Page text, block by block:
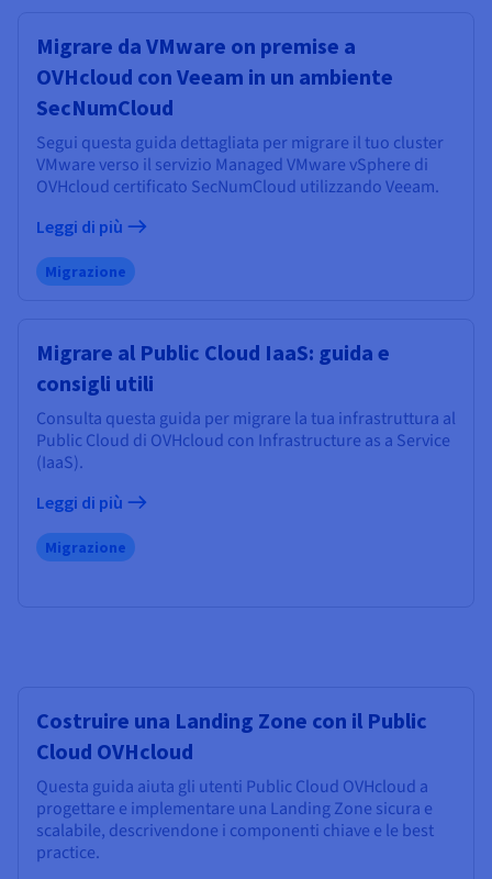
Disponibilità per Region
Documentazione
Roadmap & Changelog
Roadmap & Changelog
Migrare da VMware on premise a
OVHcloud con Veeam in un ambiente
SecNumCloud
Segui questa guida dettagliata per migrare il tuo cluster
VMware verso il servizio Managed VMware vSphere di
OVHcloud certificato SecNumCloud utilizzando Veeam.
Leggi di più
Migrazione
Migrare al Public Cloud IaaS: guida e
consigli utili
Consulta questa guida per migrare la tua infrastruttura al
Public Cloud di OVHcloud con Infrastructure as a Service
(IaaS).
Leggi di più
Migrazione
Costruire una Landing Zone con il Public
Cloud OVHcloud
Questa guida aiuta gli utenti Public Cloud OVHcloud a
progettare e implementare una Landing Zone sicura e
scalabile, descrivendone i componenti chiave e le best
practice.